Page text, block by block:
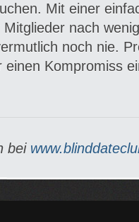
Mit einer
nach
noch nie.
einen Kompromiss
bei